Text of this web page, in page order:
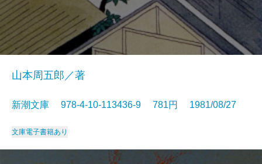
山本周五郎／著
新潮文庫 978-4-10-113436-9 781円 1981/08/27
文庫電子書籍あり